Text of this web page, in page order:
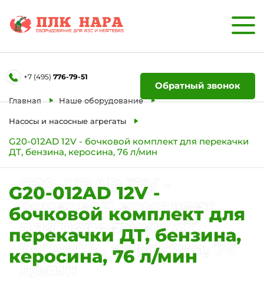
+7 (495) 776-79-51
Обратный звонок
Главная Наше оборудование
Насосы и насосные агрегаты
G20-012AD 12V - бочковой комплект для перекачки
ДТ, бензина, керосина, 76 л/мин
G20-012AD 12V -
бочковой комплект для
перекачки ДТ, бензина,
керосина, 76 л/мин
G20-012AD 12V -
бочковой комплект
для перекачки ДТ,
бензина, керосина, 76
л/мин
Форма обратной связи
Ваше имя
Телефон
Отправить